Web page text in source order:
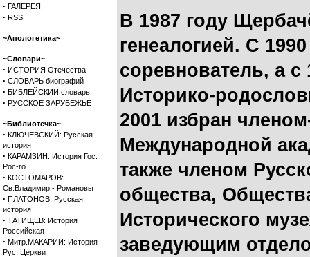
· ГАЛЕРЕЯ
· RSS
~Апологетика~
~Словари~
· ИСТОРИЯ Отечества
· СЛОВАРЬ биографий
· БИБЛЕЙСКИЙ словарь
· РУССКОЕ ЗАРУБЕЖЬЕ
~Библиотечка~
· КЛЮЧЕВСКИЙ: Русская
история
· КАРАМЗИН: История Гос.
Рос-го
· КОСТОМАРОВ:
Св.Владимир - Романовы
· ПЛАТОНОВ: Русская
история
· ТАТИЩЕВ: История
Российская
· Митр.МАКАРИЙ: История
Рус. Церкви
В 1987 году
генеалогией. С
соревнователь, а
Историко-
2001 избран
Международной
также членом
общества,
Исторического
заведующим